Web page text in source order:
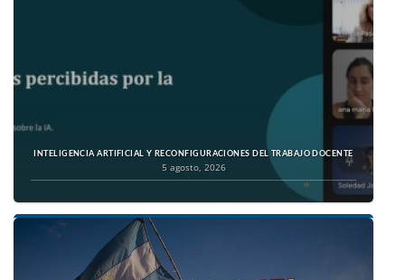
INTELIGENCIA ARTIFICIAL Y RECONFIGURACIONES DEL TRABAJO DOCENTE
5 agosto, 2026